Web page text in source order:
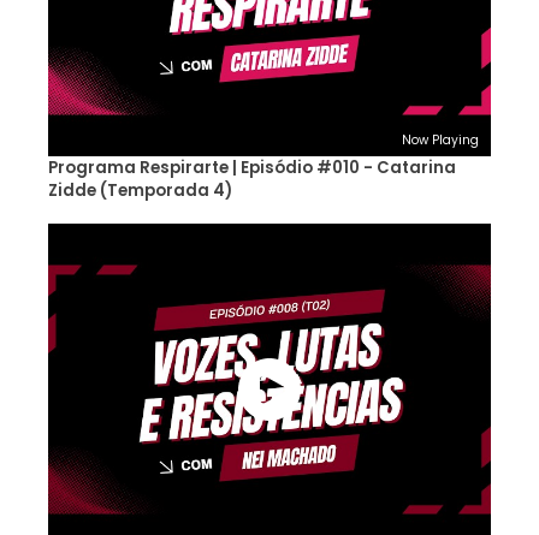
Now Playing
Programa Respirarte | Episódio #010 - Catarina
Zidde (Temporada 4)